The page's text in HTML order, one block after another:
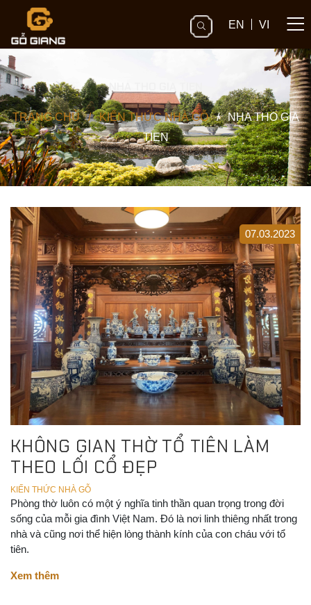
EN VI
NHA THO GIA TIEN
TRANG CHỦ / KIẾN THỨC NHÀ GỖ /
NHA THO GIA
TIEN
KHÔNG GIAN THỜ TỔ TIÊN LÀM
THEO LỐI CỔ ĐẸP
KIẾN THỨC NHÀ GỖ
07.03.2023
Phòng thờ luôn có một ý nghĩa tinh thần quan trọng trong đời
sống của mỗi gia đình Việt Nam. Đó là nơi linh thiêng nhất trong
nhà và cũng nơi thể hiện lòng thành kính của con cháu với tổ
tiên.
Xem thêm